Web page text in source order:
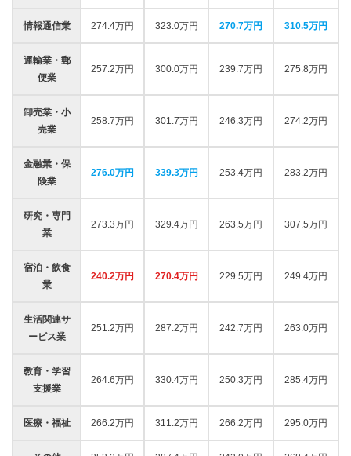
情報通信業 274.4万円 323.0万円 270.7万円 310.5万円
運輸業・郵
便業
257.2万円 300.0万円 239.7万円 275.8万円
卸売業・小
売業
258.7万円 301.7万円 246.3万円 274.2万円
金融業・保
険業
276.0万円 339.3万円 253.4万円 283.2万円
研究・専門
業
273.3万円 329.4万円 263.5万円 307.5万円
宿泊・飲食
業
240.2万円 270.4万円 229.5万円 249.4万円
生活関連サ
ービス業
251.2万円 287.2万円 242.7万円 263.0万円
教育・学習
支援業
264.6万円 330.4万円 250.3万円 285.4万円
医療・福祉 266.2万円 311.2万円 266.2万円 295.0万円